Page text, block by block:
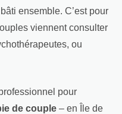
ensemble. C’est pour
viennent consulter
ou
pour
de couple – en Île de